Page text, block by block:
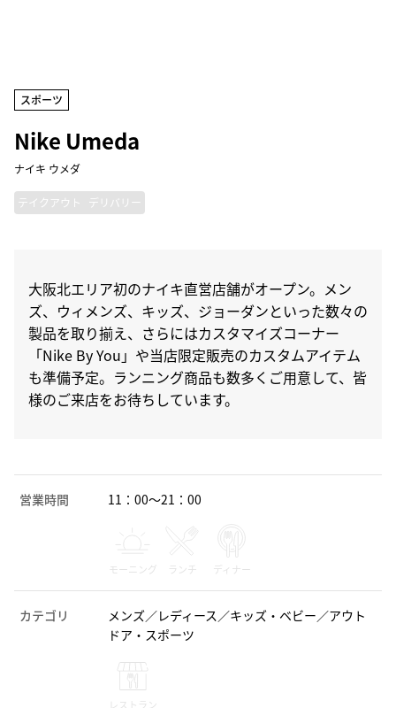
スポーツ
Nike Umeda
ナイキ ウメダ
テイクアウト デリバリー
大阪北エリア初のナイキ直営店舗がオープン。メン
ズ、ウィメンズ、キッズ、ジョーダンといった数々の
製品を取り揃え、さらにはカスタマイズコーナー
「Nike By You」や当店限定販売のカスタムアイテム
も準備予定。ランニング商品も数多くご用意して、皆
様のご来店をお待ちしています。
営業時間 11：00～21：00
モーニング ランチ ディナー
カテゴリ
メンズ／レディース／キッズ・ベビー／アウト
ドア・スポーツ
レストラン